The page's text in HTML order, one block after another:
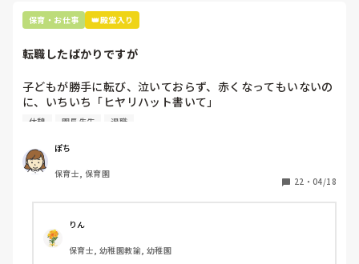
保育・お仕事 👑殿堂入り
転職したばかりですが
子どもが勝手に転び、泣いておらず、赤くなってもいないの
に、いちいち「ヒヤリハット書いて」
と書かされ
（そう言う本人は書かない）
しかも、上司に↑この内容でも
ちゃんと考えて対策を練って書き込むようにと。
呼ばれて一緒に対策を考えさせられること多数
これだけで30〜40分拘束されて辛いです
休憩 園長先生 退職
ぽち
保育士, 保育園
22 ・ 04/18
りん
保育士, 幼稚園教諭, 幼稚園